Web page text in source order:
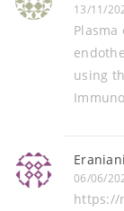
13/11/
using
06/06/
https://